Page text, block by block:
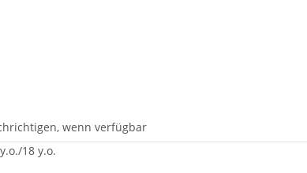
wenn verfügbar
18 y.o.